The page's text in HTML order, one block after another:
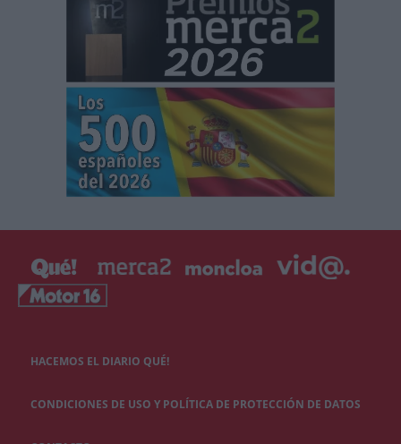
HACEMOS EL DIARIO QUÉ!
CONDICIONES DE USO Y POLÍTICA DE PROTECCIÓN DE DATOS